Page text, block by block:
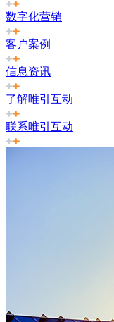
数字化营销
客户案例
信息资讯
了解唯引互动
联系唯引互动